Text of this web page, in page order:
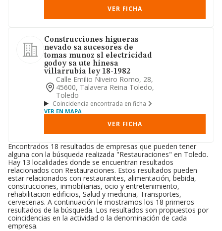
VER FICHA
Construcciones higueras
nevado sa sucesores de
tomas munoz sl electricidad
godoy sa ute hinesa
villarrubia ley 18-1982
Calle Emilio Niveiro Romo, 28,
45600, Talavera Reina Toledo,
Toledo
Coincidencia encontrada en ficha
VER EN MAPA
VER FICHA
Encontrados 18 resultados de empresas que pueden tener
alguna con la búsqueda realizada "Restauraciones" en Toledo.
Hay 13 localidades donde se encuentran resultados
relacionados con Restauraciones. Estos resultados pueden
estar relacionados con restaurantes, alimentación, bebida,
construcciones, inmobiliarias, ocio y entretenimiento,
rehabilitacion edificios, Salud y medicina, Transportes,
cervecerias. A continuación le mostramos los 18 primeros
resultados de la búsqueda. Los resultados son propuestos por
coincidencias en la actividad o la denominación de cada
empresa.